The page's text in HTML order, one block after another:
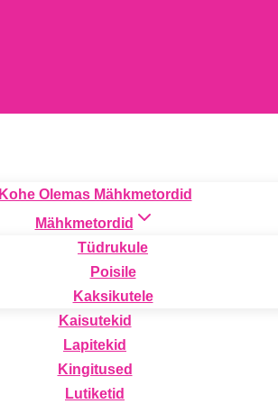
Kohe Olemas Mähkmetordid
Mähkmetordid
Tüdrukule
Poisile
Kaksikutele
Kaisutekid
Lapitekid
Kingitused
Lutiketid